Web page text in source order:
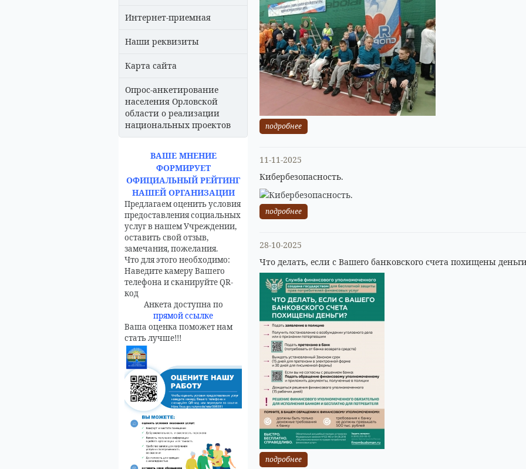
Интернет-приемная
Наши реквизиты
Карта сайта
Опрос-анкетирование
населения Орловской
области о реализации
национальных проектов
ВАШЕ МНЕНИЕ
ФОРМИРУЕТ
ОФИЦИАЛЬНЫЙ РЕЙТИНГ
НАШЕЙ ОРГАНИЗАЦИИ
Предлагаем оценить условия
предоставления социальных
услуг в нашем Учреждении,
оставить свой отзыв,
замечания, пожелания.
Что для этого необходимо:
Наведите камеру Вашего
телефона и сканируйте QR-
код
Анкета доступна по
прямой ссылке
Ваша оценка поможет нам
стать лучше!!!
подробнее
11-11-2025
Кибербезопасность.
подробнее
28-10-2025
Что делать, если с Вашего банковского счета похищены
подробнее